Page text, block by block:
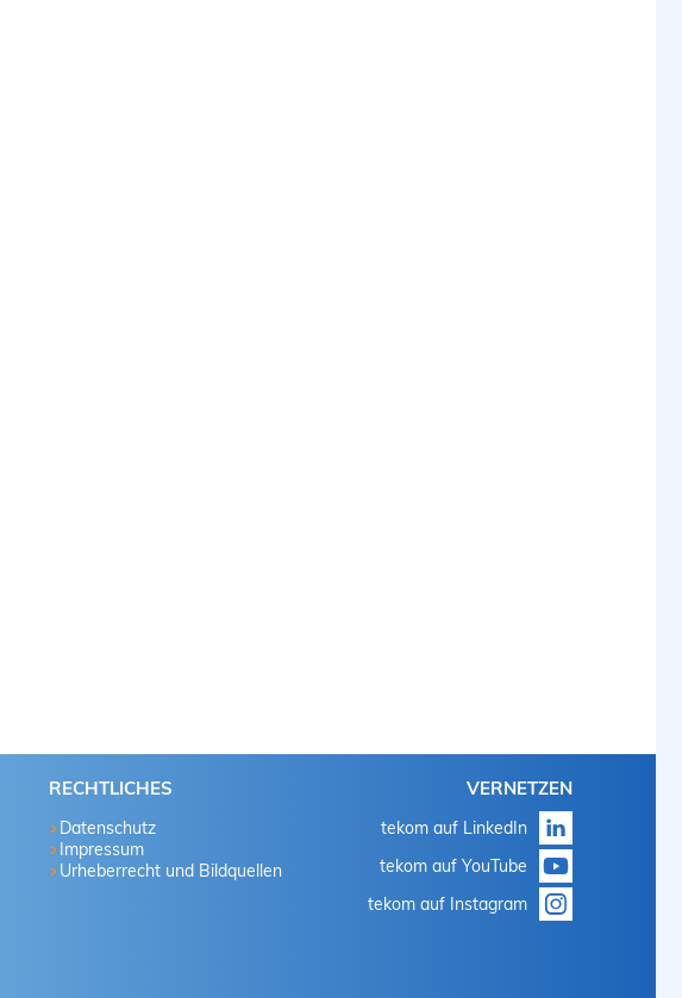
RECHTLICHES
Datenschutz
Impressum
Urheberrecht und Bildquellen
VERNETZEN
tekom auf LinkedIn
tekom auf YouTube
tekom auf Instagram